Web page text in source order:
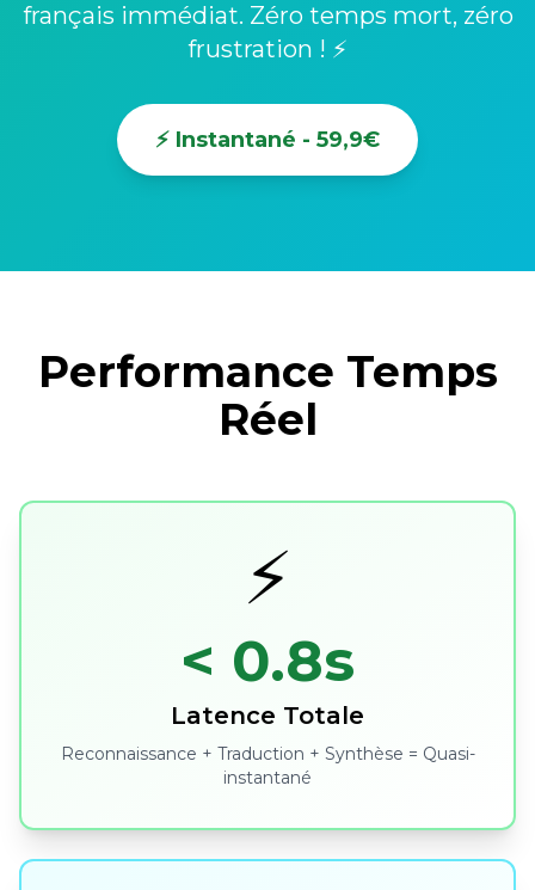
français immédiat. Zéro temps mort, zéro
frustration ! ⚡
⚡ Instantané - 59,9€
Performance Temps
Réel
⚡
< 0.8s
Latence Totale
Reconnaissance + Traduction + Synthèse = Quasi-
instantané